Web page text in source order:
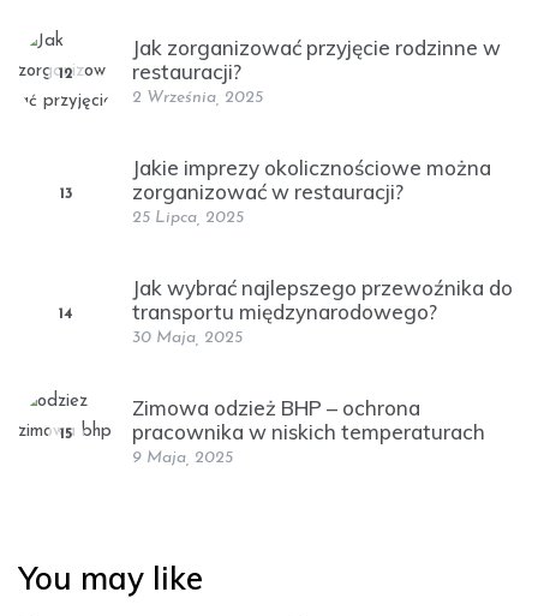
12
Jak zorganizować przyjęcie rodzinne w
restauracji?
2 Września, 2025
13
Jakie imprezy okolicznościowe można
zorganizować w restauracji?
25 Lipca, 2025
14
Jak wybrać najlepszego przewoźnika do
transportu międzynarodowego?
30 Maja, 2025
15
Zimowa odzież BHP – ochrona
pracownika w niskich temperaturach
9 Maja, 2025
You may like